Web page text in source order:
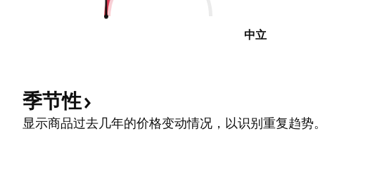
中立
季节性
显示商品过去几年的价格变动情况，以识别重复趋势。